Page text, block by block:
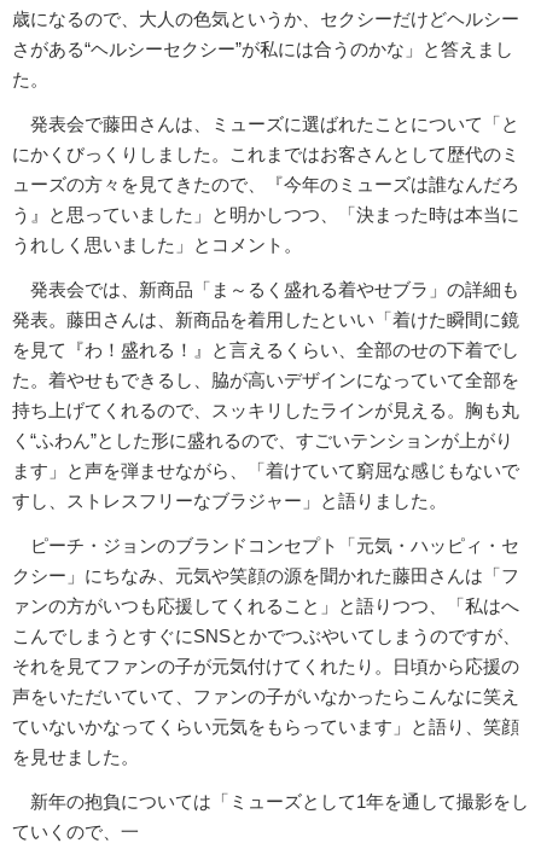
歳になるので、大人の色気というか、セクシーだけどヘルシー
さがある“ヘルシーセクシー”が私には合うのかな」と答えまし
た。
発表会で藤田さんは、ミューズに選ばれたことについて「と
にかくびっくりしました。これまではお客さんとして歴代のミ
ューズの方々を見てきたので、『今年のミューズは誰なんだろ
う』と思っていました」と明かしつつ、「決まった時は本当に
うれしく思いました」とコメント。
発表会では、新商品「ま～るく盛れる着やせブラ」の詳細も
発表。藤田さんは、新商品を着用したといい「着けた瞬間に鏡
を見て『わ！盛れる！』と言えるくらい、全部のせの下着でし
た。着やせもできるし、脇が高いデザインになっていて全部を
持ち上げてくれるので、スッキリしたラインが見える。胸も丸
く“ふわん”とした形に盛れるので、すごいテンションが上がり
ます」と声を弾ませながら、「着けていて窮屈な感じもないで
すし、ストレスフリーなブラジャー」と語りました。
ピーチ・ジョンのブランドコンセプト「元気・ハッピィ・セ
クシー」にちなみ、元気や笑顔の源を聞かれた藤田さんは「フ
ァンの方がいつも応援してくれること」と語りつつ、「私はへ
こんでしまうとすぐにSNSとかでつぶやいてしまうのですが、
それを見てファンの子が元気付けてくれたり。日頃から応援の
声をいただいていて、ファンの子がいなかったらこんなに笑え
ていないかなってくらい元気をもらっています」と語り、笑顔
を見せました。
新年の抱負については「ミューズとして1年を通して撮影をし
ていくので、一